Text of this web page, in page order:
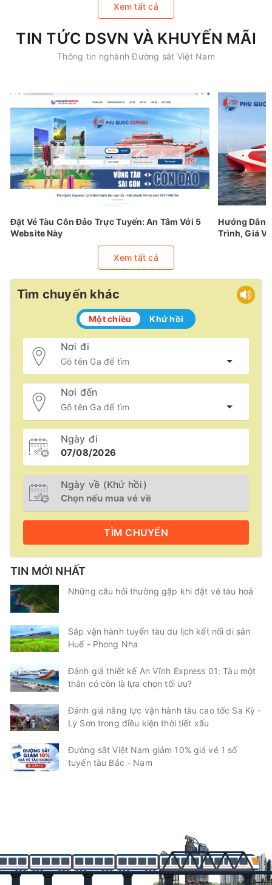
Xem tất cả
TIN TỨC DSVN VÀ KHUYẾN MÃI
Thông tin nghành Đường sắt Việt Nam
Đặt Vé Tàu Côn Đảo Trực Tuyến: An Tâm Với 5
Website Này
Hướng Dẫn
Trình, Giá Vé
Xem tất cả
Tìm chuyến khác
Một chiều Khứ hồi
Nơi đi
Nơi đến
Ngày đi
Ngày về (Khứ hồi)
TÌM CHUYẾN
TIN MỚI NHẤT
Những câu hỏi thường gặp khi đặt vé tàu hoả
Sắp vận hành tuyến tàu du lịch kết nối di sản
Huế - Phong Nha
Đánh giá thiết kế An Vĩnh Express 01: Tàu một
thân có còn là lựa chọn tối ưu?
Đánh giá năng lực vận hành tàu cao tốc Sa Kỳ -
Lý Sơn trong điều kiện thời tiết xấu
Đường sắt Việt Nam giảm 10% giá vé 1 số
tuyến tàu Bắc - Nam